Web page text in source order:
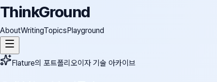
ThinkGround
AboutWritingTopicsPlayground
Flature의 포트폴리오이자 기술 아카이브